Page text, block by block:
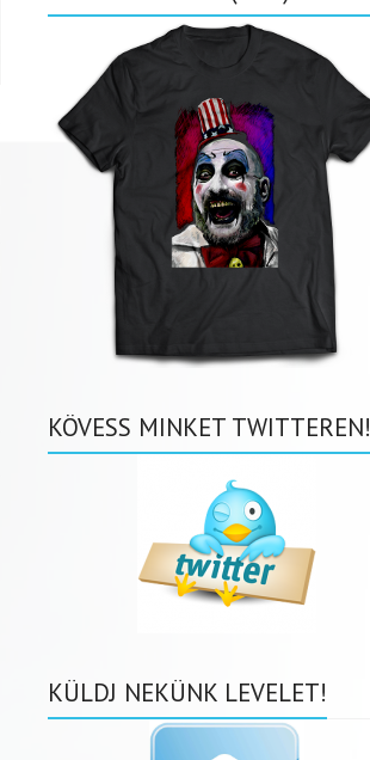
KÖVESS MINKET TWITTEREN!
KÜLDJ NEKÜNK LEVELET!